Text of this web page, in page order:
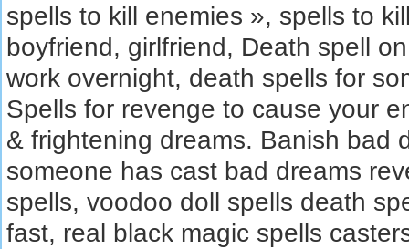
spells to kill enemies », spells to
boyfriend, girlfriend, Death spell
work overnight, death spells for
Spells for revenge to cause your
& frightening dreams. Banish bad
someone has cast bad dreams
spells, voodoo doll spells death
fast, real black magic spells